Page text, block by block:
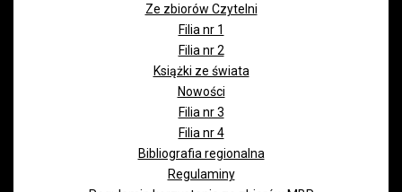
Ze zbiorów Czytelni
Filia nr 1
Filia nr 2
Książki ze świata
Nowości
Filia nr 3
Filia nr 4
Bibliografia regionalna
Regulaminy